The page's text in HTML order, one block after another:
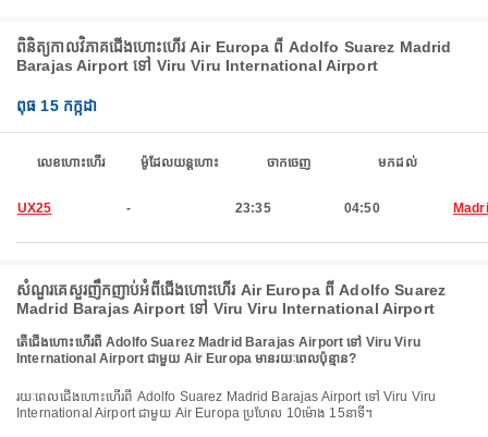
ពិនិត្យកាលវិភាគជើងហោះហើរ Air Europa ពី Adolfo Suarez Madrid
Barajas Airport ទៅ Viru Viru International Airport
ពុធ 15 កក្កដា
លេខហោះហើរ ម៉ូដែលយន្តហោះ ចាកចេញ មកដល់
UX25 - 23:35 04:50
សំណួរគេសួរញឹកញាប់អំពីជើងហោះហើរ Air Europa ពី Adolfo Suarez
Madrid Barajas Airport ទៅ Viru Viru International Airport
តើជើងហោះហើរពី Adolfo Suarez Madrid Barajas Airport ទៅ Viru Viru
International Airport ជាមួយ Air Europa មានរយៈពេលប៉ុន្មាន?
រយៈពេលជើងហោះហើរពី Adolfo Suarez Madrid Barajas Airport ទៅ Viru Viru
International Airport ជាមួយ Air Europa ប្រហែល 10ម៉ោង 15នាទី។